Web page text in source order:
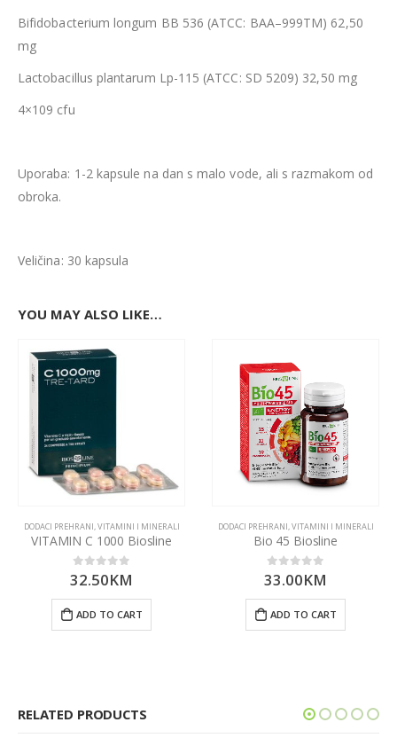
Bifidobacterium longum BB 536 (ATCC: BAA–999TM) 62,50
mg
Lactobacillus plantarum Lp-115 (ATCC: SD 5209) 32,50 mg
4×109 cfu
Uporaba: 1-2 kapsule na dan s malo vode, ali s razmakom od
obroka.
Veličina: 30 kapsula
YOU MAY ALSO LIKE…
DODACI PREHRANI,VITAMINI I MINERALI
VITAMIN C 1000 Biosline
0 out of 5
32.50KM
ADD TO CART
DODACI PREHRANI,VITAMINI I MINERALI
Bio 45 Biosline
0out of 5
33.00KM
ADD TO CART
RELATED PRODUCTS